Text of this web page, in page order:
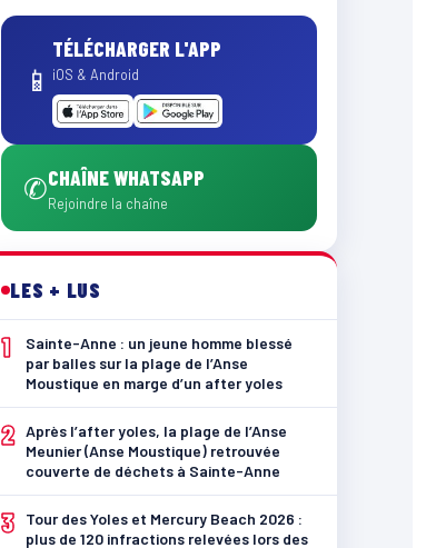
📱
TÉLÉCHARGER L'APP
iOS & Android
✆CHAÎNE WHATSAPP
Rejoindre la chaîne
LES + LUS
1
Sainte-Anne : un jeune homme blessé
par balles sur la plage de l’Anse
Moustique en marge d’un after yoles
2 Après l’after yoles, la plage de l’Anse
Meunier (Anse Moustique) retrouvée
couverte de déchets à Sainte-Anne
3
Tour des Yoles et Mercury Beach 2026 :
plus de 120 infractions relevées lors des